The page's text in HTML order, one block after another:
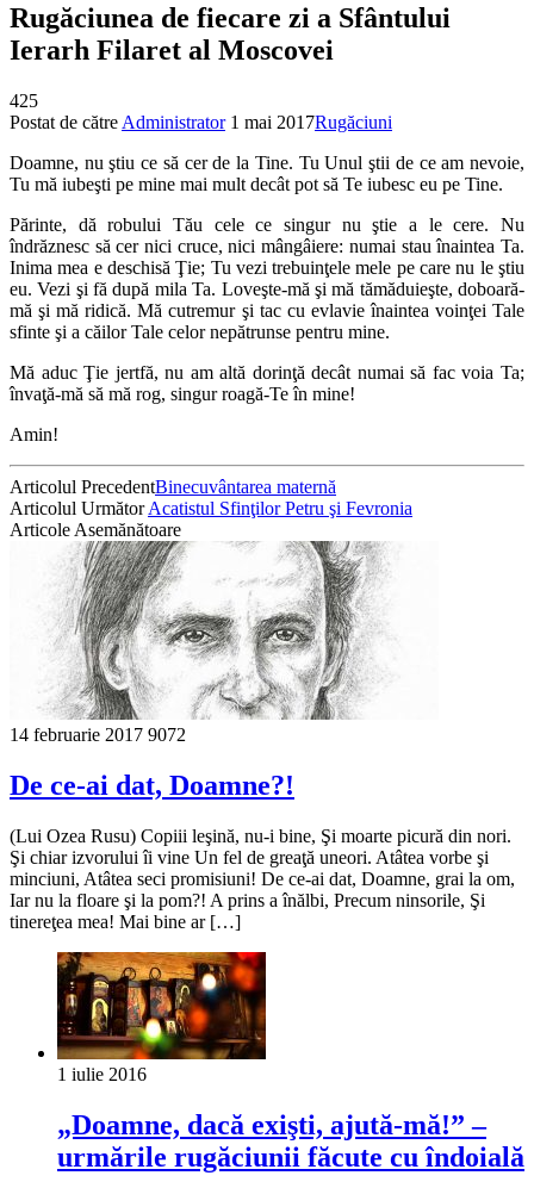
Rugăciunea de fiecare zi a Sfântului
Ierarh Filaret al Moscovei
425
Postat de către Administrator 1 mai 2017Rugăciuni
Doamne, nu ştiu ce să cer de la Tine. Tu Unul ştii de ce am nevoie,
Tu mă iubeşti pe mine mai mult decât pot să Te iubesc eu pe Tine.
Părinte, dă robului Tău cele ce singur nu ştie a le cere. Nu
îndrăznesc să cer nici cruce, nici mângâiere: numai stau înaintea Ta.
Inima mea e deschisă Ţie; Tu vezi trebuinţele mele pe care nu le ştiu
eu. Vezi şi fă după mila Ta. Loveşte-mă şi mă tămăduieşte, doboară-
mă şi mă ridică. Mă cutremur şi tac cu evlavie înaintea voinţei Tale
sfinte şi a căilor Tale celor nepătrunse pentru mine.
Mă aduc Ţie jertfă, nu am altă dorinţă decât numai să fac voia Ta;
învaţă-mă să mă rog, singur roagă-Te în mine!
Amin!
Articolul PrecedentBinecuvântarea maternă
Articolul UrmătorAcatistul Sfinţilor Petru şi Fevronia
Articole Asemănătoare
14 februarie 2017 9072
De ce-ai dat, Doamne?!
(Lui Ozea Rusu) Copiii leşină, nu-i bine, Şi moarte picură din nori.
Şi chiar izvorului îi vine Un fel de greaţă uneori. Atâtea vorbe şi
minciuni, Atâtea seci promisiuni! De ce-ai dat, Doamne, grai la om,
Iar nu la floare şi la pom?! A prins a înălbi, Precum ninsorile, Şi
tinereţea mea! Mai bine ar […]
1 iulie 2016
„Doamne, dacă exişti, ajută-mă!” –
urmările rugăciunii făcute cu îndoială